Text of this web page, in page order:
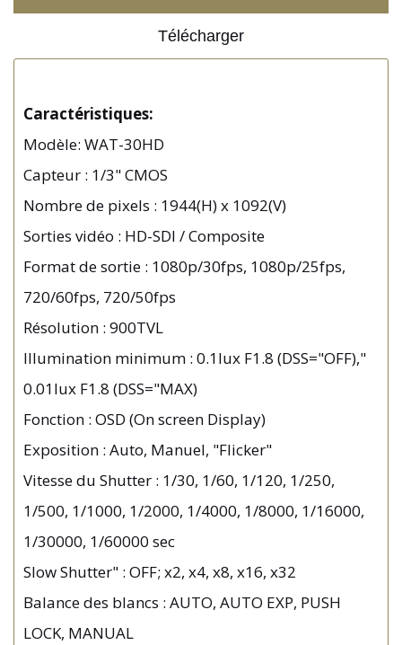
Télécharger
Caractéristiques:
Modèle: WAT-30HD
Capteur : 1/3" CMOS
Nombre de pixels : 1944(H) x 1092(V)
Sorties vidéo : HD-SDI / Composite
Format de sortie : 1080p/30fps, 1080p/25fps,
720/60fps, 720/50fps
Résolution : 900TVL
Illumination minimum : 0.1lux F1.8 (DSS="OFF),"
0.01lux F1.8 (DSS="MAX)
Fonction : OSD (On screen Display)
Exposition : Auto, Manuel, "Flicker"
Vitesse du Shutter : 1/30, 1/60, 1/120, 1/250,
1/500, 1/1000, 1/2000, 1/4000, 1/8000, 1/16000,
1/30000, 1/60000 sec
Slow Shutter" : OFF; x2, x4, x8, x16, x32
Balance des blancs : AUTO, AUTO EXP, PUSH
LOCK, MANUAL